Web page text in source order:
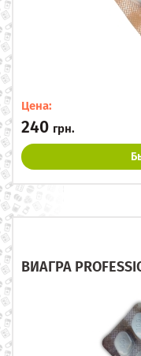
Цена:
240 грн.
ВИАГРА